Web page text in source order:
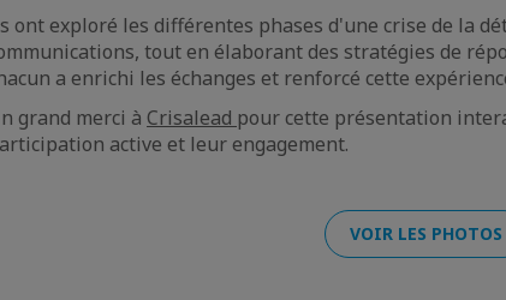
ont exploré les différentes phases d'une crise de la
tout en élaborant des stratégies de
a enrichi les échanges et renforcé cette
grand merci à Crisalead pour cette présentation
active et leur engagement.
VOIR LES PHOTOS